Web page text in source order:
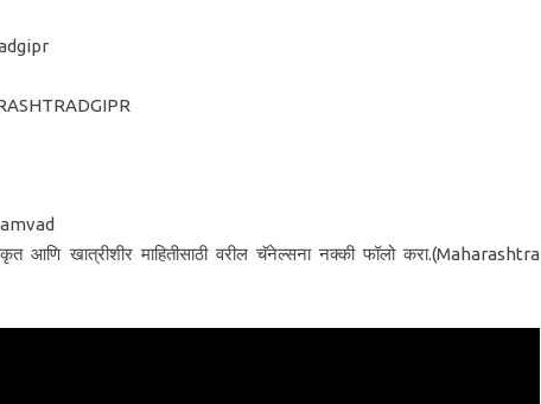
आणि खात्रीशीर माहितीसाठी वरील चॅनेल्सना नक्की फॉलो करा.(Maharashtra